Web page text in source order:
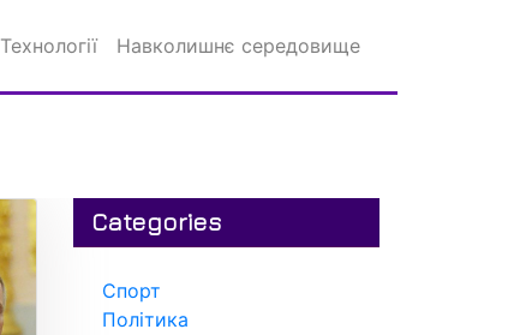
Технології Навколишнє середовище
Categories
Спорт
Політика